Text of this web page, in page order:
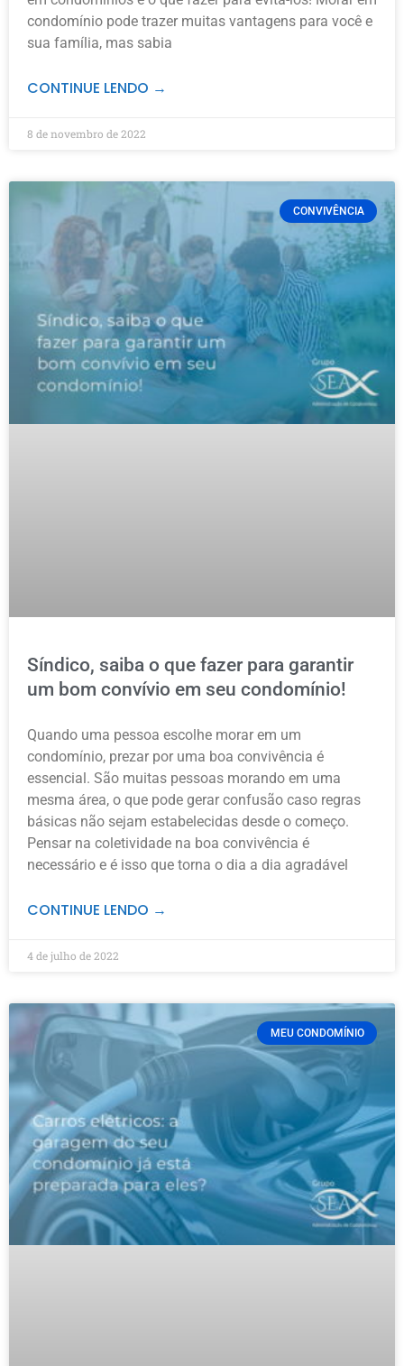
condomínio pode trazer muitas vantagens para você e
sua família, mas sabia
CONTINUE LENDO →
8 de novembro de 2022
CONVIVÊNCIA
Síndico, saiba o que fazer para garantir
um bom convívio em seu condomínio!
Quando uma pessoa escolhe morar em um
condomínio, prezar por uma boa convivência é
essencial. São muitas pessoas morando em uma
mesma área, o que pode gerar confusão caso regras
básicas não sejam estabelecidas desde o começo.
Pensar na coletividade na boa convivência é
necessário e é isso que torna o dia a dia agradável
CONTINUE LENDO →
4 de julho de 2022
MEU CONDOMÍNIO